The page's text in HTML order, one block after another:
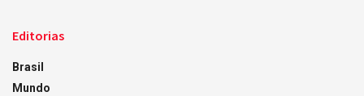
Editorias
Brasil
Mundo